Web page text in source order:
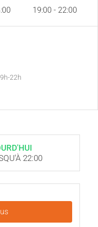
19:00 - 22:00
22h
22:00